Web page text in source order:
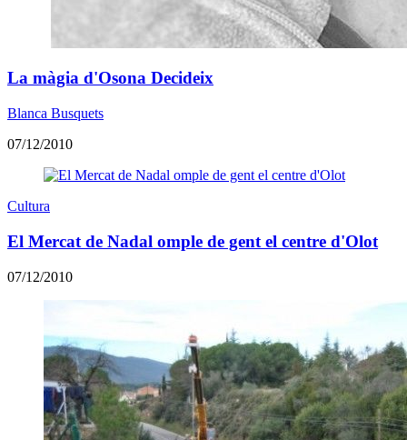
La màgia d'Osona Decideix
Blanca Busquets
07/12/2010
Cultura
El Mercat de Nadal omple de gent el centre d'Olot
07/12/2010